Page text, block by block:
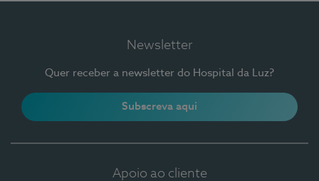
Newsletter
Quer receber a newsletter do Hospital da Luz?
Subscreva aqui
Apoio ao cliente